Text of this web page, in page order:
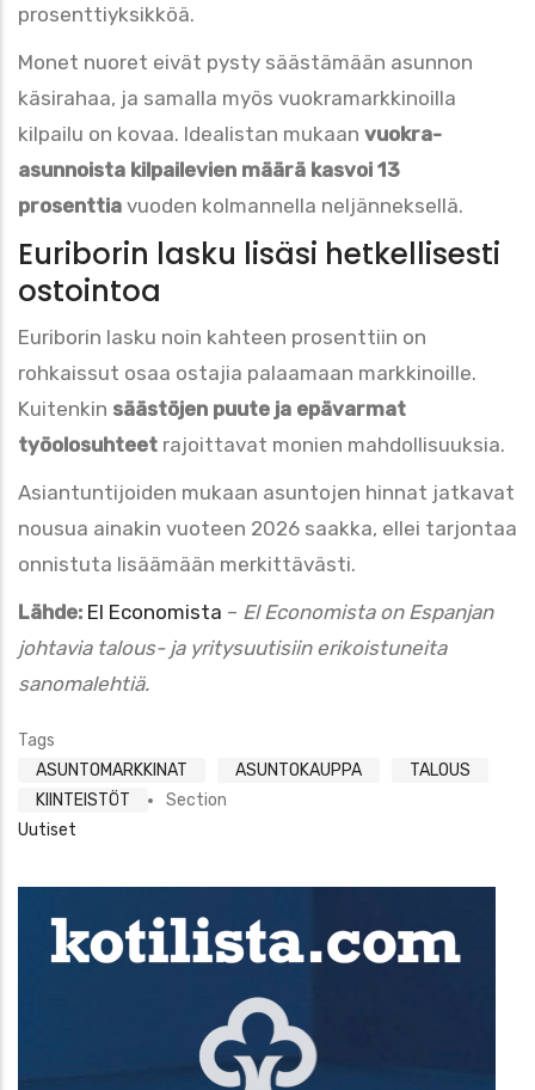
prosenttiyksikköä.
Monet nuoret eivät pysty säästämään asunnon
käsirahaa, ja samalla myös vuokramarkkinoilla
kilpailu on kovaa. Idealistan mukaan vuokra-
asunnoista kilpailevien määrä kasvoi 13
prosenttia vuoden kolmannella neljänneksellä.
Euriborin lasku lisäsi hetkellisesti
ostointoa
Euriborin lasku noin kahteen prosenttiin on
rohkaissut osaa ostajia palaamaan markkinoille.
Kuitenkin säästöjen puute ja epävarmat
työolosuhteet rajoittavat monien mahdollisuuksia.
Asiantuntijoiden mukaan asuntojen hinnat jatkavat
nousua ainakin vuoteen 2026 saakka, ellei tarjontaa
onnistuta lisäämään merkittävästi.
Lähde: El Economista – El Economista on Espanjan
johtavia talous- ja yritysuutisiin erikoistuneita
sanomalehtiä.
Tags
ASUNTOMARKKINAT
ASUNTOKAUPPA
TALOUS
KIINTEISTÖT
Section
Uutiset